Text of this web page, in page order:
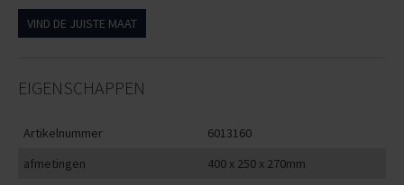
VIND DE JUISTE MAAT
EIGENSCHAPPEN
Artikelnummer
6013160
afmetingen
400 x 250 x 270mm